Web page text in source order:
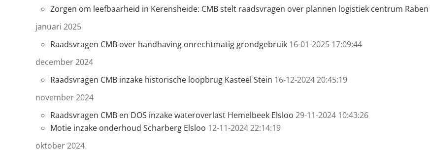
Zorgen om leefbaarheid in Kerensheide: CMB stelt raadsvragen over plannen logistiek centrum Raben
januari 2025
Raadsvragen CMB over handhaving onrechtmatig grondgebruik 16-01-2025 17:09:44
december 2024
Raadsvragen CMB inzake historische loopbrug Kasteel Stein 16-12-2024 20:45:19
november 2024
Raadsvragen CMB en DOS inzake wateroverlast Hemelbeek Elsloo 29-11-2024 10:43:26
Motie inzake onderhoud Scharberg Elsloo 12-11-2024 22:14:19
oktober 2024